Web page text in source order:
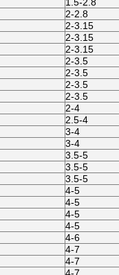
2-2.8
2-3.15
2-3.15
2-3.15
2-3.5
2-3.5
2-3.5
2-3.5
2-4
2.5-4
3-4
3-4
3.5-5
3.5-5
3.5-5
4-5
4-5
4-5
4-5
4-6
4-7
4-7
4-7